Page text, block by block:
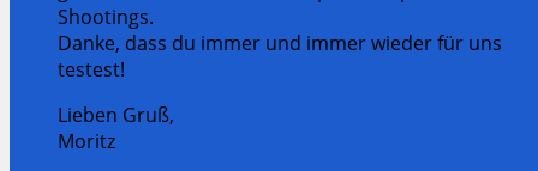
Shootings.
Danke, dass du immer und immer wieder für uns
testest!
Lieben Gruß,
Moritz